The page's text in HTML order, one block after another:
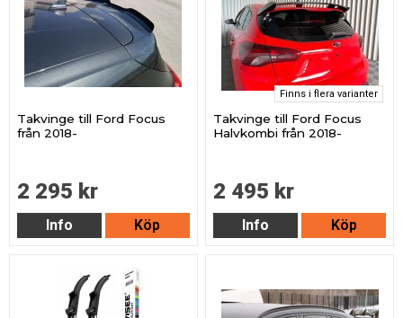
Takvinge till Ford Focus
från 2018-
2 295 kr
Info Köp
Finns i flera varianter
Takvinge till Ford Focus
Halvkombi från 2018-
2 495 kr
Info Köp